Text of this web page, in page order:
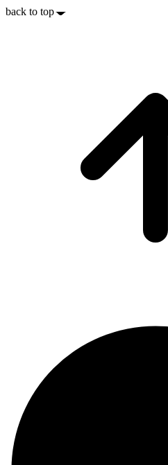
back to top